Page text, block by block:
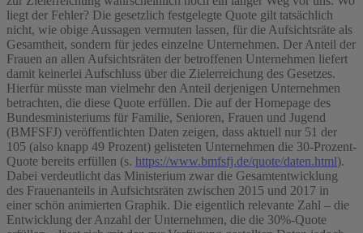
liegt der Fehler? Die gesetzlich festgelegte Quote gilt tatsächlich
nicht, wie obige Aussagen vermuten lassen, für die Aufsichtsräte als
Gesamtheit, sondern für jedes einzelne Unternehmen. Der Anteil der
Frauen an allen Aufsichtsräten der betroffenen Unternehmen liefert
damit keinerlei Aufschluss über die Zielerreichung des Gesetzes.
Hierfür müsste man vielmehr den Anteil derjenigen Unternehmen
betrachten, die diese Quote erfüllen. Die auf der Homepage des
Bundesministeriums für Familie, Senioren, Frauen und Jugend
(BMFSFJ) veröffentlichten Daten zeigen, dass aktuell nur 51 der
105 (also knapp 49 Prozent) gelisteten Unternehmen die 30-Prozent-
Quote bereits erfüllen (s. https://www.bmfsfj.de/quote/daten.html).
Dabei verdeutlicht das Ministerium zwar die Gesamtentwicklung
des Frauenanteils in Aufsichtsräten zwischen 2015 und 2017 in
einer schön animierten Graphik. Die eigentlich relevante Zahl – die
Entwicklung der Anzahl der Unternehmen, die die 30%-Quote